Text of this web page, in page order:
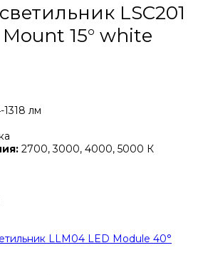
LSC201
15° white
1318 лм
2700, 3000, 4000, 5000 К